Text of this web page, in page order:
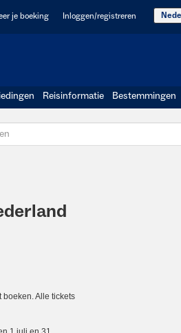
je boeking Inloggen/registreren
Reisinformatie Bestemmingen
Alle tickets